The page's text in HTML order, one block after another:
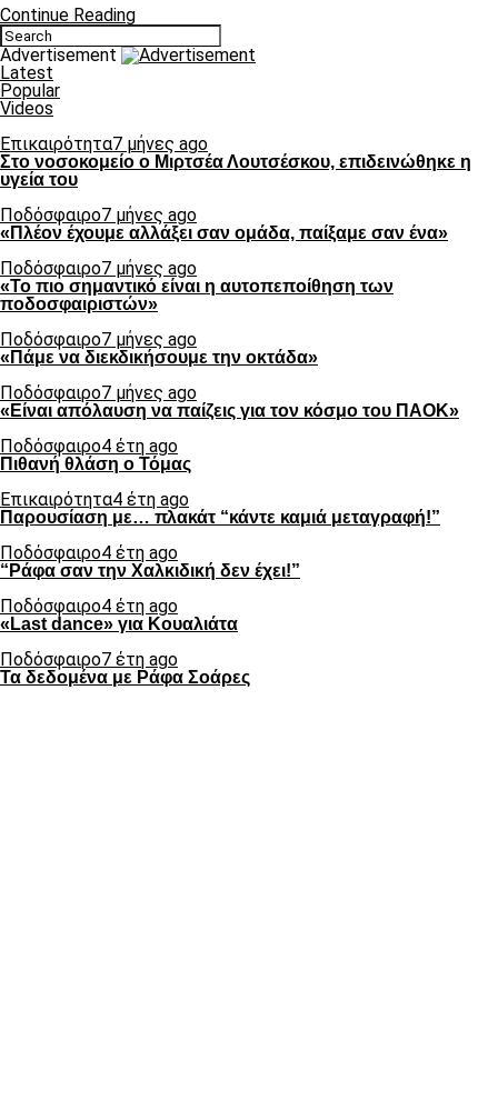
Continue Reading
Advertisement
Latest
Popular
Videos
Επικαιρότητα7 μήνες ago
Στο νοσοκομείο ο Μιρτσέα Λουτσέσκου, επιδεινώθηκε η
υγεία του
Ποδόσφαιρο7 μήνες ago
«Πλέον έχουμε αλλάξει σαν ομάδα, παίξαμε σαν ένα»
Ποδόσφαιρο7 μήνες ago
«Το πιο σημαντικό είναι η αυτοπεποίθηση των
ποδοσφαιριστών»
Ποδόσφαιρο7 μήνες ago
«Πάμε να διεκδικήσουμε την οκτάδα»
Ποδόσφαιρο7 μήνες ago
«Είναι απόλαυση να παίζεις για τον κόσμο του ΠΑΟΚ»
Ποδόσφαιρο4 έτη ago
Πιθανή θλάση ο Τόμας
Επικαιρότητα4 έτη ago
Παρουσίαση με… πλακάτ “κάντε καμιά μεταγραφή!”
Ποδόσφαιρο4 έτη ago
“Ράφα σαν την Χαλκιδική δεν έχει!”
Ποδόσφαιρο4 έτη ago
«Last dance» για Κουαλιάτα
Ποδόσφαιρο7 έτη ago
Τα δεδομένα με Ράφα Σοάρες